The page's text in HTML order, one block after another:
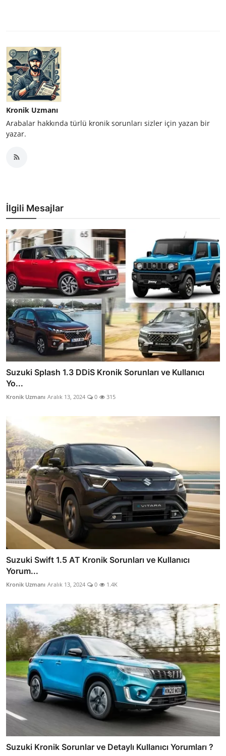
Kronik Uzmanı
Arabalar hakkında türlü kronik sorunları sizler için yazan bir
yazar.
İlgili Mesajlar
Suzuki Splash 1.3 DDiS Kronik Sorunları ve Kullanıcı
Yo...
Kronik Uzmanı Aralık 13, 2024 0 315
Suzuki Swift 1.5 AT Kronik Sorunları ve Kullanıcı
Yorum...
Kronik Uzmanı Aralık 13, 2024 0 1.4K
Suzuki Kronik Sorunlar ve Detaylı Kullanıcı Yorumları ?